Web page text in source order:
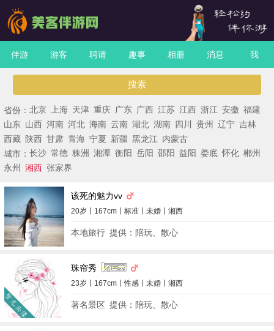
伴游 游客 聘请 趣事 相册 消息 我
搜索
省份： 北京 上海 天津 重庆 广东 广西 江苏 江西 浙江 安徽 福建
山东 山西 河南 河北 海南 云南 湖北 湖南 四川 贵州 辽宁 吉林
西藏 陕西 甘肃 青海 宁夏 新疆 黑龙江 内蒙古
城市： 长沙 常德 株洲 湘潭 衡阳 岳阳 邵阳 益阳 娄底 怀化 郴州
永州
湘西 张家界
该死的魅力vv
20岁丨167cm丨标准丨未婚丨湘西
本地旅行 提供：陪玩、散心
珠帘秀
23岁丨167cm丨性感丨未婚丨湘西
著名景区 提供：陪玩、散心